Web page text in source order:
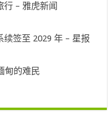
行 – 雅虎新闻
续签至 2029 年 – 星报
甸的难民